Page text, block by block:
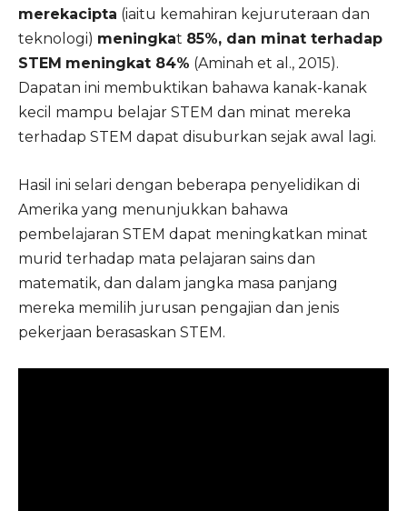
merekacipta (iaitu kemahiran kejuruteraan dan
teknologi) meningkat 85%, dan minat terhadap
STEM meningkat 84% (Aminah et al., 2015).
Dapatan ini membuktikan bahawa kanak-kanak
kecil mampu belajar STEM dan minat mereka
terhadap STEM dapat disuburkan sejak awal lagi.
Hasil ini selari dengan beberapa penyelidikan di
Amerika yang menunjukkan bahawa
pembelajaran STEM dapat meningkatkan minat
murid terhadap mata pelajaran sains dan
matematik, dan dalam jangka masa panjang
mereka memilih jurusan pengajian dan jenis
pekerjaan berasaskan STEM.